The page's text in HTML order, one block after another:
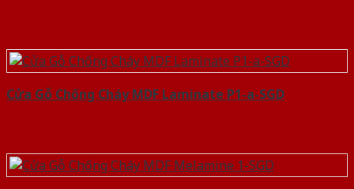
Cửa Gỗ Chống Cháy MDF Laminate P1-a-SGD